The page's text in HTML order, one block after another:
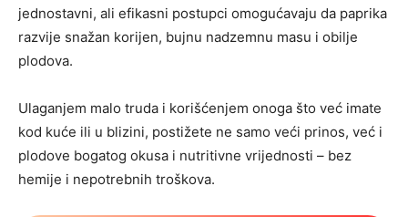
jednostavni, ali efikasni postupci omogućavaju da paprika
razvije snažan korijen, bujnu nadzemnu masu i obilje
plodova.
Ulaganjem malo truda i korišćenjem onoga što već imate
kod kuće ili u blizini, postižete ne samo veći prinos, već i
plodove bogatog okusa i nutritivne vrijednosti – bez
hemije i nepotrebnih troškova.